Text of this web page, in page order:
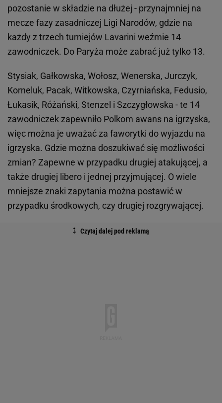
pozostanie w składzie na dłużej - przynajmniej na
mecze fazy zasadniczej Ligi Narodów, gdzie na
każdy z trzech turniejów Lavarini weźmie 14
zawodniczek. Do Paryża może zabrać już tylko 13.
Stysiak, Gałkowska, Wołosz, Wenerska, Jurczyk,
Korneluk, Pacak, Witkowska, Czyrniańska, Fedusio,
Łukasik, Różański, Stenzel i Szczygłowska - te 14
zawodniczek zapewniło Polkom awans na igrzyska,
więc można je uważać za faworytki do wyjazdu na
igrzyska. Gdzie można doszukiwać się możliwości
zmian? Zapewne w przypadku drugiej atakującej, a
także drugiej libero i jednej przyjmującej. O wiele
mniejsze znaki zapytania można postawić w
przypadku środkowych, czy drugiej rozgrywającej.